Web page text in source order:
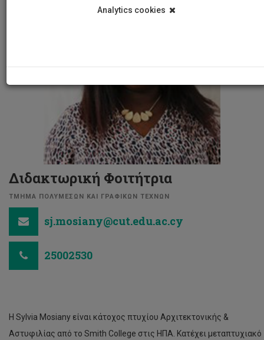
Διδακτωρική Φοιτήτρια
ΤΜΗΜΑ ΠΟΛΥΜΕΣΩΝ ΚΑΙ ΓΡΑΦΙΚΩΝ ΤΕΧΝΩΝ
sj.mosiany@cut.edu.ac.cy
25002530
Η Sylvia Mosiany είναι κάτοχος πτυχίου Αρχιτεκτονικής &
Αστυφιλίας από το Smith College στις ΗΠΑ. Κατέχει μεταπτυχιακό
Analytics cookies